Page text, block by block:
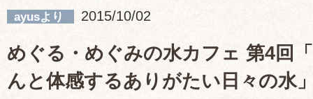
ayusより 2015/10/02
めぐる・めぐみの水カフェ 第4回
んと体感するありがたい日々の水